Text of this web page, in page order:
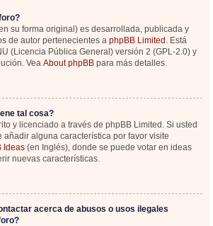
su forma original) es desarrollada, publicada y
de autor pertenecientes a phpBB Limited . Está
(Licencia Pública General) versión 2 (GPL-2.0) y
Vea About phpBB para más detalles.
tal cosa?
y licenciado a través de phpBB Limited. Si usted
añadir alguna característica por favor visite
Ideas (en Inglés), donde se puede votar en ideas
nuevas características.
acerca de abusos o usos ilegales